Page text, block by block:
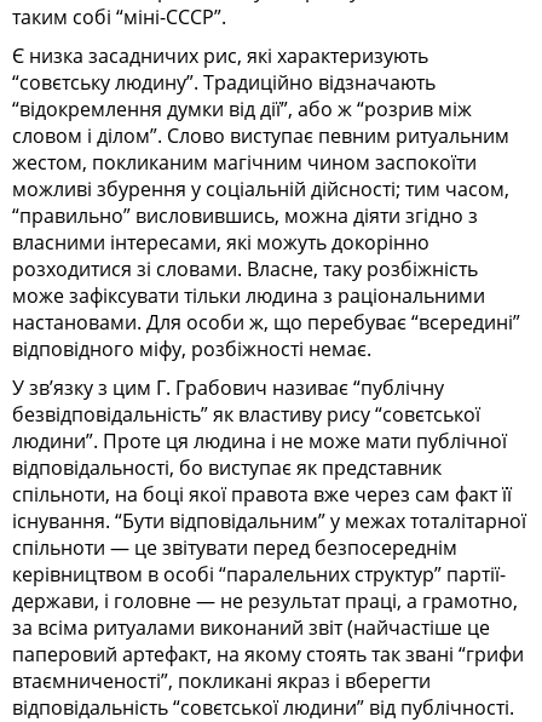
таким собі “міні-СССР”.
Є низка засадничих рис, які характеризують
“совєтську людину”. Традиційно відзначають
“відокремлення думки від дії”, або ж “розрив між
словом і ділом”. Слово виступає певним ритуальним
жестом, покликаним магічним чином заспокоїти
можливі збурення у соціальній дійсності; тим часом,
“правильно” висловившись, можна діяти згідно з
власними інтересами, які можуть докорінно
розходитися зі словами. Власне, таку розбіжність
може зафіксувати тільки людина з раціональними
настановами. Для особи ж, що перебуває “всередині”
відповідного міфу, розбіжності немає.
У зв’язку з цим Г. Грабович називає “публічну
безвідповідальність” як властиву рису “совєтської
людини”. Проте ця людина і не може мати публічної
відповідальності, бо виступає як представник
спільноти, на боці якої правота вже через сам факт її
існування. “Бути відповідальним” у межах тоталітарної
спільноти — це звітувати перед безпосереднім
керівництвом в особі “паралельних структур” партії-
держави, і головне — не результат праці, а грамотно,
за всіма ритуалами виконаний звіт (найчастіше це
паперовий артефакт, на якому стоять так звані “грифи
втаємниченості”, покликані якраз і вберегти
відповідальність “совєтської людини” від публічності.